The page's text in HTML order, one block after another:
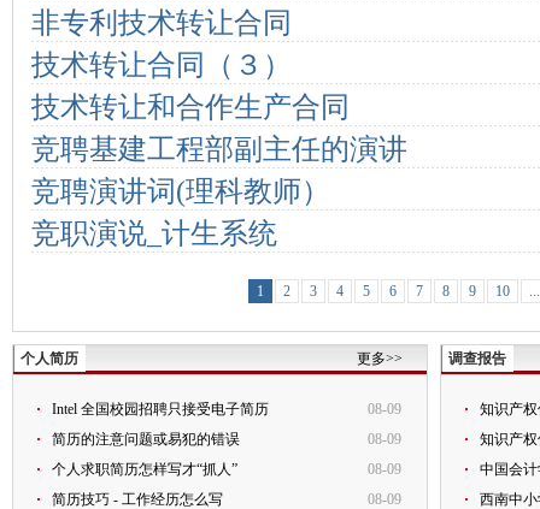
非专利技术转让合同
技术转让合同（３）
技术转让和合作生产合同
竞聘基建工程部副主任的演讲
竞聘演讲词(理科教师）
竞职演说_计生系统
1 2 3 4 5 6 7 8 9 10
个人简历 更多>>
08-09
Intel 全国校园招聘只接受电子简历
08-09
简历的注意问题或易犯的错误
08-09
个人求职简历怎样写才“抓人”
08-09
简历技巧 - 工作经历怎么写
调查报告
知识产
知识产
中国会
西南中